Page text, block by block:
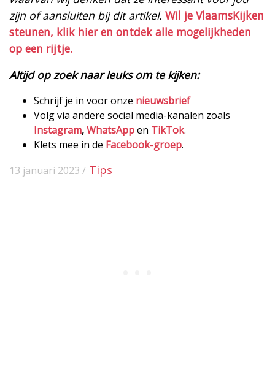
zijn of aansluiten bij dit artikel. Wil je VlaamsKijken
steunen, klik hier en ontdek alle mogelijkheden
op een rijtje.
Altijd op zoek naar leuks om te kijken:
Schrijf je in voor onze nieuwsbrief
Volg via andere social media-kanalen zoals
Instagram,WhatsAppen TikTok.
Klets mee in de Facebook-groep.
13 januari 2023 / Tips